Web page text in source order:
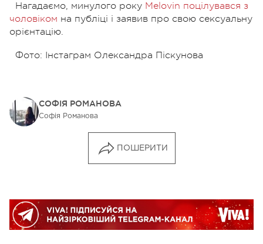
Нагадаємо, минулого року Melovin поцілувався з
чоловіком на публіці і заявив про свою сексуальну
орієнтацію.
Фото: Інстаграм Олександра Піскунова
СОФІЯ РОМАНОВА
Софія Романова
ПОШЕРИТИ